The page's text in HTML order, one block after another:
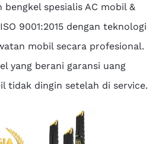
spesialis AC mobil &
9001:2015 dengan teknologi
mobil secara profesional.
yang berani garansi uang
tidak dingin setelah di service.